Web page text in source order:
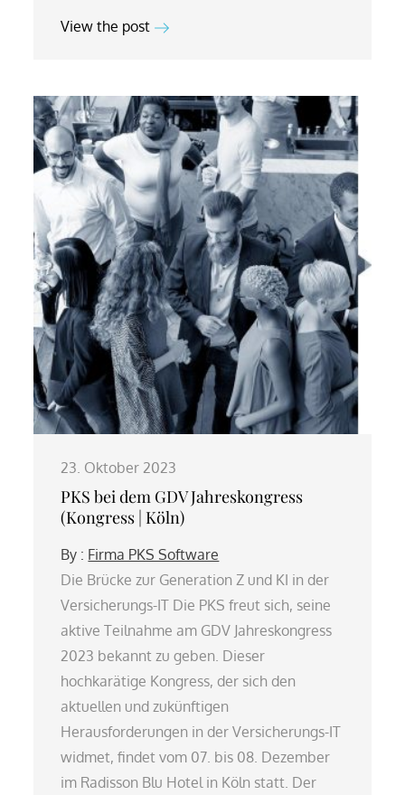
View the post
23. Oktober 2023
PKS bei dem GDV Jahreskongress
(Kongress | Köln)
By : Firma PKS Software
Die Brücke zur Generation Z und KI in der
Versicherungs-IT Die PKS freut sich, seine
aktive Teilnahme am GDV Jahreskongress
2023 bekannt zu geben. Dieser
hochkarätige Kongress, der sich den
aktuellen und zukünftigen
Herausforderungen in der Versicherungs-IT
widmet, findet vom 07. bis 08. Dezember
im Radisson Blu Hotel in Köln statt. Der